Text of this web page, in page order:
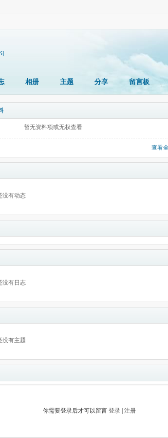
相册 主题 分享 留言板
暂无资料项或无权查看
查看
没有动态
没有日志
没有主题
你需要登录后才可以留言 登录| 注册